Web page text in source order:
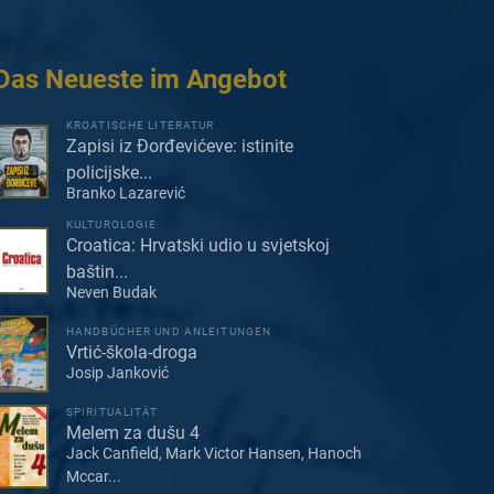
Neueste im Angebot
KROATISCHE LITERATUR
Zapisi iz Đorđevićeve: istinite
policijske...
Branko Lazarević
KULTUROLOGIE
Croatica: Hrvatski udio u svjetskoj
baštin...
Neven Budak
HANDBÜCHER UND ANLEITUNGEN
Vrtić-škola-droga
Josip Janković
SPIRITUALITÄT
Melem za dušu 4
Jack Canfield, Mark Victor Hansen, Hanoch
Mccar...